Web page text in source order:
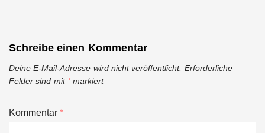
Schreibe einen Kommentar
Deine E-Mail-Adresse wird nicht veröffentlicht. Erforderliche
Felder sind mit *markiert
Kommentar*